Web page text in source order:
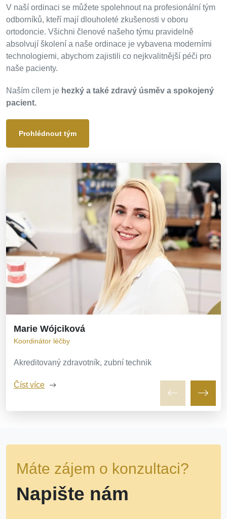
V naší ordinaci se můžete spolehnout na profesionální tým
odborníků, kteří mají dlouholeté zkušenosti v oboru
ortodoncie. Všichni členové našeho týmu pravidelně
absolvují školení a naše ordinace je vybavena moderními
technologiemi, abychom zajistili co nejkvalitnější péči pro
naše pacienty.
Naším cílem je hezký a také zdravý úsměv a spokojený
pacient.
Prohlédnout tým
Marie Wójciková
Koordinátor léčby
Akreditovaný zdravotník, zubní technik
Číst více
Máte zájem o konzultaci?
Napište nám